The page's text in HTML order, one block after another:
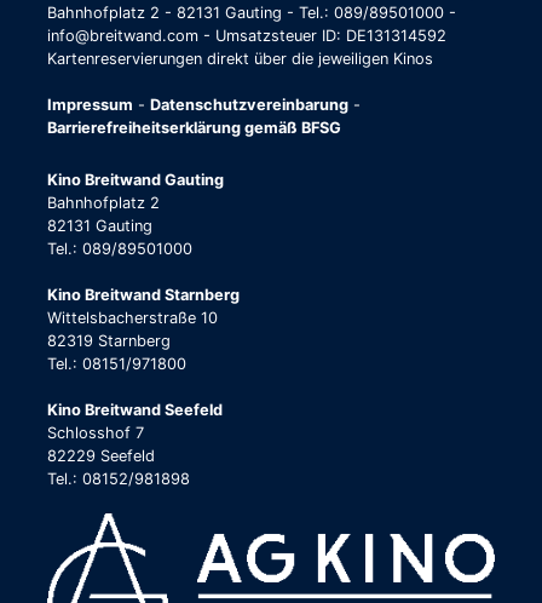
Bahnhofplatz 2 - 82131 Gauting - Tel.: 089/89501000 -
info@breitwand.com - Umsatzsteuer ID: DE131314592
Kartenreservierungen direkt über die jeweiligen Kinos
Impressum - Datenschutzvereinbarung -
Barrierefreiheitserklärung gemäß BFSG
Kino Breitwand Gauting
Bahnhofplatz 2
82131 Gauting
Tel.: 089/89501000
Kino Breitwand Starnberg
Wittelsbacherstraße 10
82319 Starnberg
Tel.: 08151/971800
Kino Breitwand Seefeld
Schlosshof 7
82229 Seefeld
Tel.: 08152/981898